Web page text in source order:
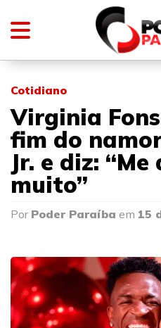
Cotidiano
Virginia
fim do
Jr. e diz:
muito”
Por Poder Paraíba em 15